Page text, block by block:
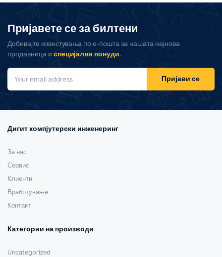
Пријавете се за билтени
Добивајте известувања по е-пошта за нашата најнова
продавница и специјални понуди.
Пријави се
Дигит компјутерски инженеринг
За нас
Сервис
Клиенти
Вработување
Контакт
Категории на производи
Uncategorized